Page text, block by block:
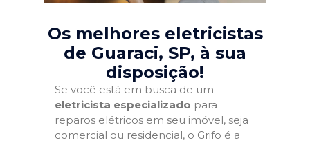
Os melhores eletricistas
de Guaraci, SP, à sua
disposição!
Se você está em busca de um
eletricista especializado para
reparos elétricos em seu imóvel, seja
comercial ou residencial, o Grifo é a